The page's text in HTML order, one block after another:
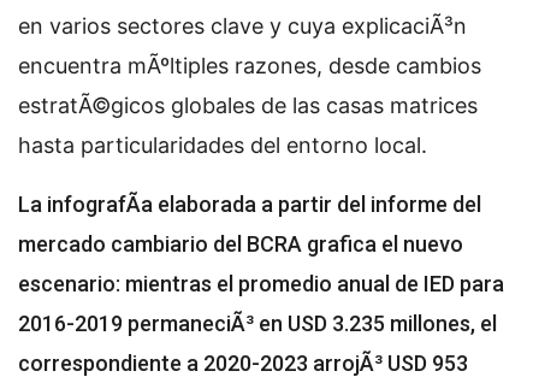
en varios sectores clave y cuya explicaciÃ³n
encuentra mÃºltiples razones, desde cambios
estratÃ©gicos globales de las casas matrices
hasta particularidades del entorno local.
La infografÃ­a elaborada a partir del informe del
mercado cambiario del BCRA grafica el nuevo
escenario: mientras el promedio anual de IED para
2016-2019 permaneciÃ³ en USD 3.235 millones, el
correspondiente a 2020-2023 arrojÃ³ USD 953